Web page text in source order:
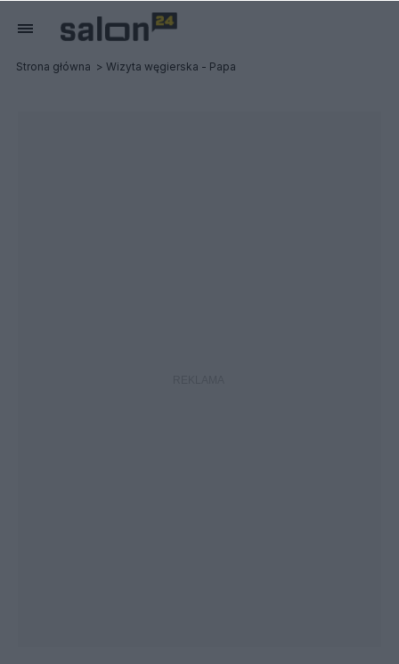
Strona główna Wizyta węgierska - Papa